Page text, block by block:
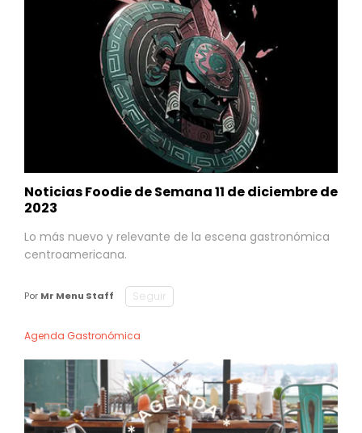
Noticias Foodie de Semana 11 de diciembre de
2023
Lo más nuevo y relevante de la escena gastronómica
centroamericana.
Por Mr Menu Staff Seguir
Agenda Gastronómica